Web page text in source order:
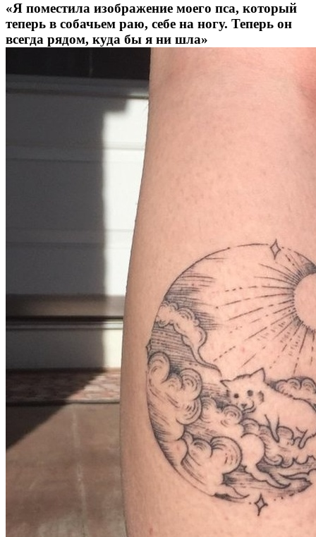
«Я поместила изображение моего пса, который
теперь в собачьем раю, себе на ногу. Теперь он
всегда рядом, куда бы я ни шла»